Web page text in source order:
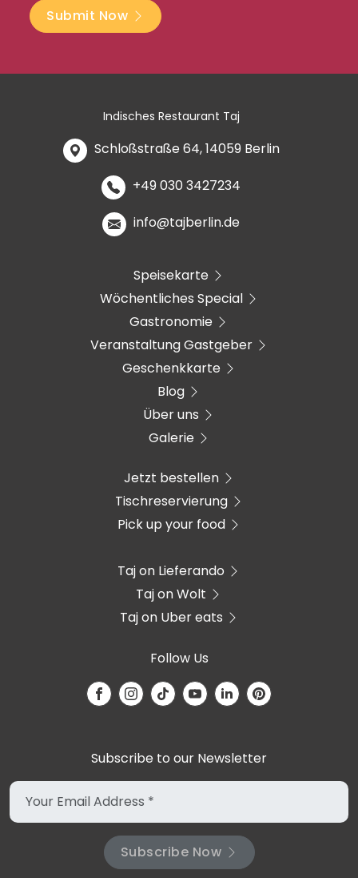
Submit Now
Indisches Restaurant Taj
Schloßstraße 64, 14059 Berlin
+49 030 3427234
info@tajberlin.de
Speisekarte
Wöchentliches Special
Gastronomie
Veranstaltung Gastgeber
Geschenkkarte
Blog
Über uns
Galerie
Jetzt bestellen
Tischreservierung
Pick up your food
Taj on Lieferando
Taj on Wolt
Taj on Uber eats
Follow Us
Subscribe to our Newsletter
Subscribe Now